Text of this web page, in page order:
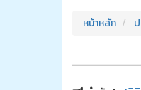
หน้าหลัก